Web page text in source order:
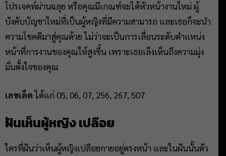
โปรเจคท์ผ่านฉลุย หรือคุณมีเกณฑ์จะได้หัวหน้างานใหม่ ผู้
บังคับบัญชาใหม่ที่เป็นผู้หญิงที่มีความสามารถ และเธอก็จะนำ
ความโชคดีมาสู่คุณด้วย ไม่ว่าจะเป็นการเลื่อนระดับตำแหน่ง
หน้าที่การงานของคุณให้สูงขึ้น เพราะเธอเล็งเห็นถึงความมุ่ง
มั่นตั้งใจของคุณ
เลขเด็ดได้แก่ 05, 06, 07, 256, 267, 507
ฝันเห็นผู้หญิง เปลือย
ใครที่ฝันว่าเห็นผู้หญิงเปลือยกายอยู่ตรงหน้า และในฝันนั้นตัว